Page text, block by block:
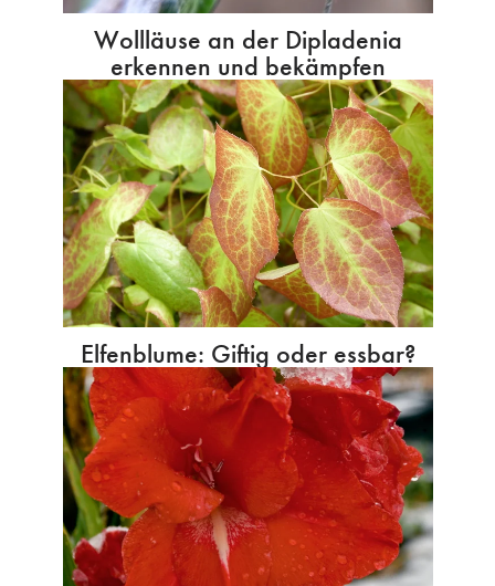
Wollläuse an der Dipladenia
erkennen und bekämpfen
Elfenblume: Giftig oder essbar?